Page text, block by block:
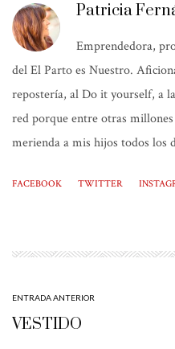
Patricia
Emprendedora,
del El Parto es Nuestro.
repostería, al Do it yourself, a
red porque entre otras
merienda a mis hijos todos los
FACEBOOK TWITTER
ENTRADA ANTERIOR
VESTIDO